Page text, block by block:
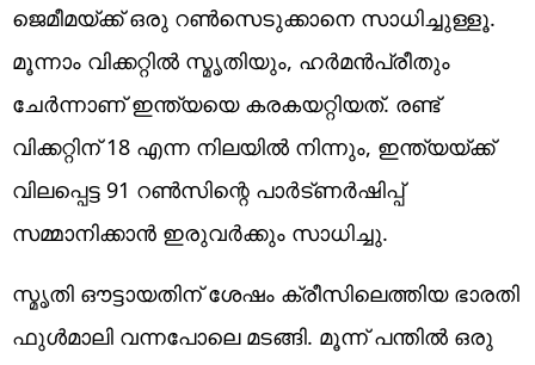
ജെമീമയ്ക്ക് ഒരു റണ്‍സെടുക്കാനെ സാധിച്ചുള്ളൂ.
മൂന്നാം വിക്കറ്റില്‍ സ്മൃതിയും, ഹര്‍മന്‍പ്രീതും
ചേര്‍ന്നാണ് ഇന്ത്യയെ കരകയറ്റിയത്. രണ്ട്
വിക്കറ്റിന് 18 എന്ന നിലയില്‍ നിന്നും, ഇന്ത്യയ്ക്ക്
വിലപ്പെട്ട 91 റണ്‍സിന്റെ പാര്‍ട്ണര്‍ഷിപ്പ്
സമ്മാനിക്കാന്‍ ഇരുവര്‍ക്കും സാധിച്ചു.
സ്മൃതി ഔട്ടായതിന് ശേഷം ക്രീസിലെത്തിയ ഭാരതി
ഫുള്‍മാലി വന്നപോലെ മടങ്ങി. മൂന്ന് പന്തില്‍ ഒരു